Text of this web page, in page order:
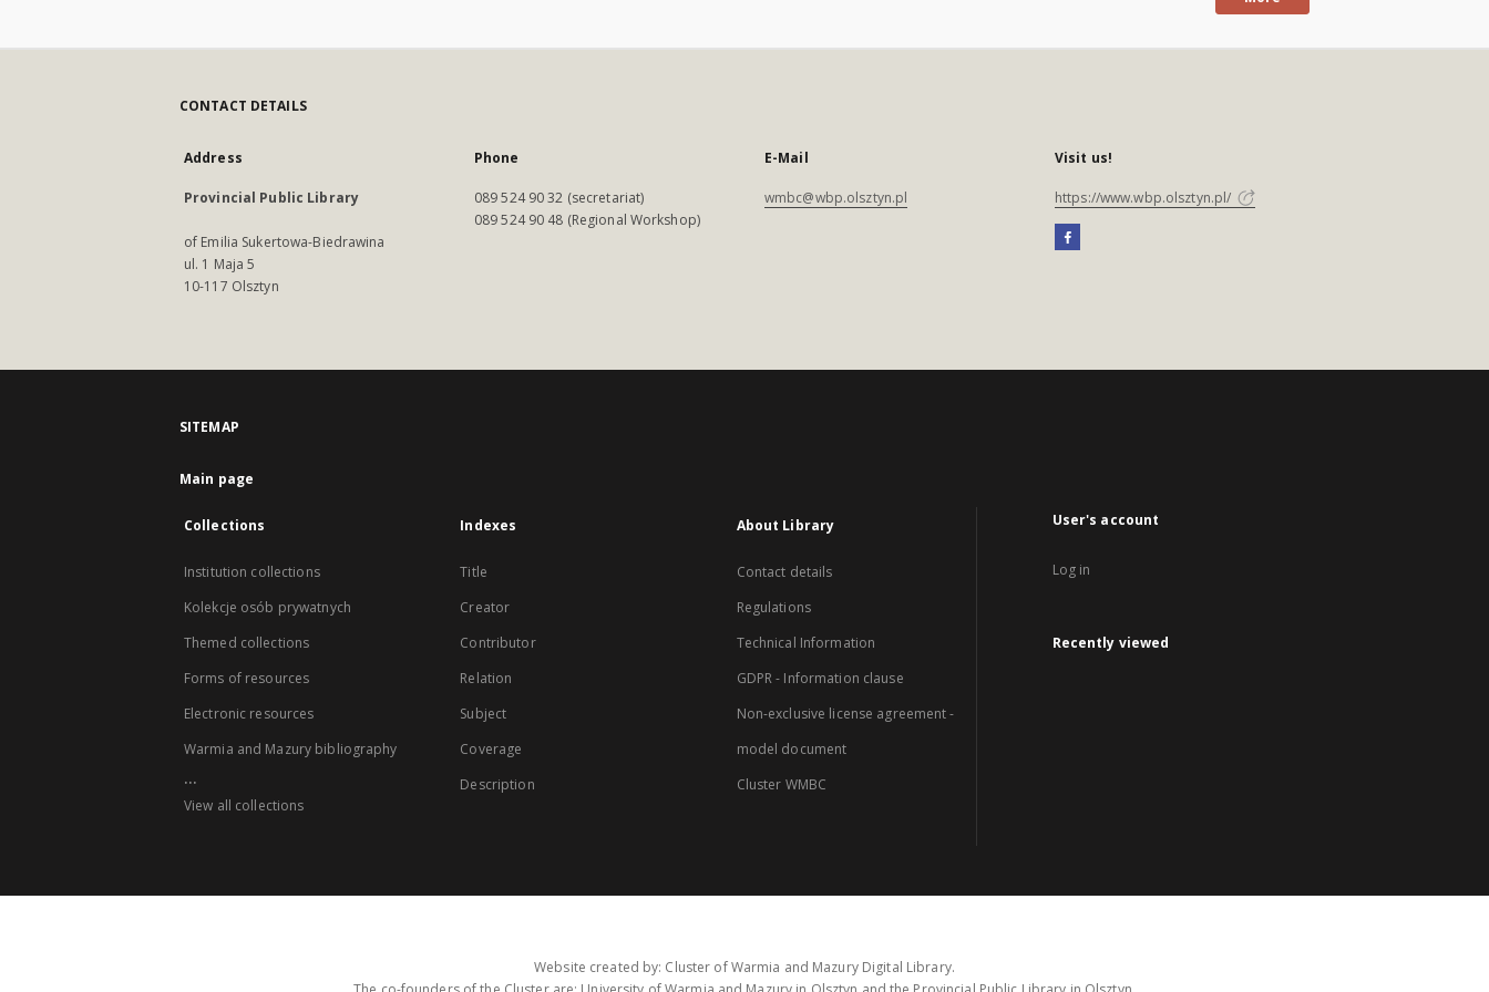
CONTACT DETAILS
Address
Provincial Public Library
of Emilia Sukertowa-Biedrawina
ul. 1 Maja 5
10-117 Olsztyn
Phone
089 524 90 32 (secretariat)
089 524 90 48 (Regional Workshop)
E-Mail
wmbc@wbp.olsztyn.pl
Visit us!
https://www.wbp.olsztyn.pl/
SITEMAP
Main page
Collections
Institution collections
Kolekcje osób prywatnych
Themed collections
Forms of resources
Electronic resources
Warmia and Mazury bibliography
...
View all collections
Indexes
Title
Creator
Contributor
Relation
Subject
Coverage
Description
About Library
Contact details
Regulations
Technical Information
GDPR - Information clause
Non-exclusive license agreement -
model document
Cluster WMBC
User's account
Log in
Recently viewed
Website created by: Cluster of Warmia and Mazury Digital Library.